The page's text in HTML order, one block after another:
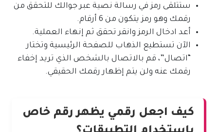
ستتلقى رمز في رسالة نصية عبر جوالك للتحقق من
رقمك وهو رمز يتكون من 6 أرقام.
أعد ادخال الرمز وانقر تحقق ثم إنهاء العملية.
الآن تستطيع الذهاب للصفحة الرئيسية وتختار
“اتصال”، قم بالاتصال بالشخص الذي تريد إخفاء
رقمك عنه ولن يتم إظهار رقمك الحقيقي.
كيف اجعل رقمي يظهر رقم خاص